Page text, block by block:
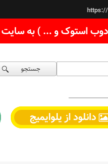
استوک و ... ) به سایت
جستجو
دانلود از یلوایمیج